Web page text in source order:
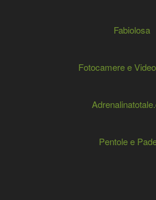
Fabiolosa
Fotocamere e
Pentole e